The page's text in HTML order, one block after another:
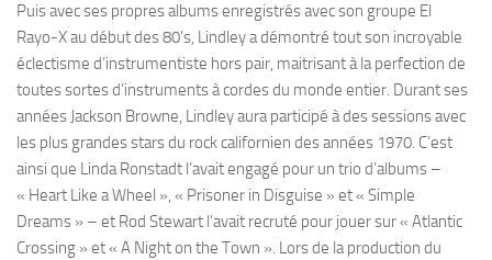
Puis avec ses propres albums enregistrés avec son groupe El
Rayo-X au début des 80’s, Lindley a démontré tout son incroyable
éclectisme d’instrumentiste hors pair, maitrisant à la perfection de
toutes sortes d’instruments à cordes du monde entier. Durant ses
années Jackson Browne, Lindley aura participé à des sessions avec
les plus grandes stars du rock californien des années 1970. C’est
ainsi que Linda Ronstadt l’avait engagé pour un trio d’albums –
« Heart Like a Wheel », « Prisoner in Disguise » et « Simple
Dreams » – et Rod Stewart l’avait recruté pour jouer sur « Atlantic
Crossing » et « A Night on the Town ». Lors de la production du